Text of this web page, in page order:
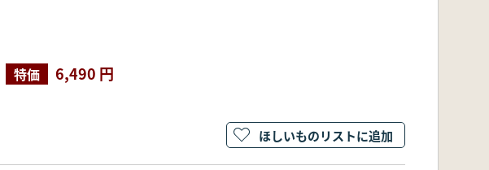
特価 6,490 円
ほしいものリストに追加